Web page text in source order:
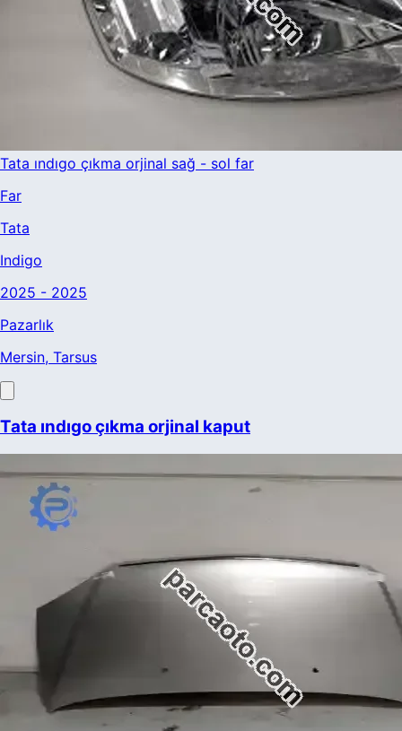
Tata ındıgo çıkma orjinal sağ - sol far
Far
Tata
Indigo
2025 - 2025
Pazarlık
Mersin, Tarsus
Tata ındıgo çıkma orjinal kaput